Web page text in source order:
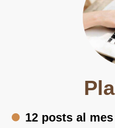
12 posts al mes